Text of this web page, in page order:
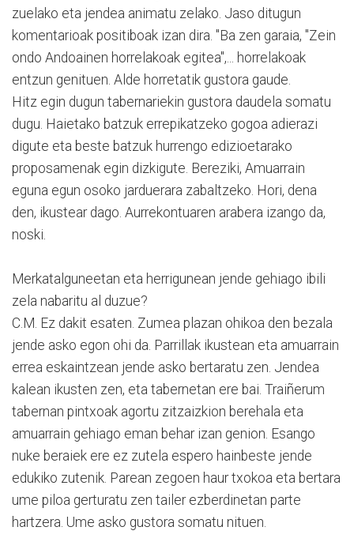
zuelako eta jendea animatu zelako. Jaso ditugun
komentarioak positiboak izan dira. "Ba zen garaia, "Zein
ondo Andoainen horrelakoak egitea",... horrelakoak
entzun genituen. Alde horretatik gustora gaude.
Hitz egin dugun tabernariekin gustora daudela somatu
dugu. Haietako batzuk errepikatzeko gogoa adierazi
digute eta beste batzuk hurrengo edizioetarako
proposamenak egin dizkigute. Bereziki, Amuarrain
eguna egun osoko jarduerara zabaltzeko. Hori, dena
den, ikustear dago. Aurrekontuaren arabera izango da,
noski.
Merkatalguneetan eta herrigunean jende gehiago ibili
zela nabaritu al duzue?
C.M. Ez dakit esaten. Zumea plazan ohikoa den bezala
jende asko egon ohi da. Parrillak ikustean eta amuarrain
errea eskaintzean jende asko bertaratu zen. Jendea
kalean ikusten zen, eta tabernetan ere bai. Traiñerum
tabernan pintxoak agortu zitzaizkion berehala eta
amuarrain gehiago eman behar izan genion. Esango
nuke beraiek ere ez zutela espero hainbeste jende
edukiko zutenik. Parean zegoen haur txokoa eta bertara
ume piloa gerturatu zen tailer ezberdinetan parte
hartzera. Ume asko gustora somatu nituen.